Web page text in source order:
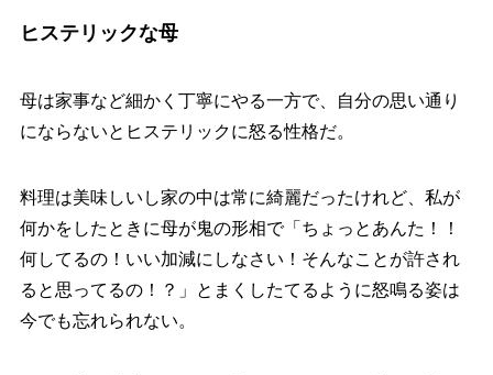
ヒステリックな母
母は家事など細かく丁寧にやる一方で、自分の思い通り
にならないとヒステリックに怒る性格だ。
料理は美味しいし家の中は常に綺麗だったけれど、私が
何かをしたときに母が鬼の形相で「ちょっとあんた！！
何してるの！いい加減にしなさい！そんなことが許され
ると思ってるの！？」とまくしたてるように怒鳴る姿は
今でも忘れられない。